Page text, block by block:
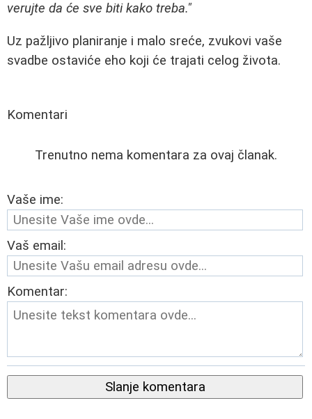
verujte da će sve biti kako treba."
Uz pažljivo planiranje i malo sreće, zvukovi vaše
svadbe ostaviće eho koji će trajati celog života.
Komentari
Trenutno nema komentara za ovaj članak.
Vaše ime:
Vaš email:
Komentar:
Slanje komentara